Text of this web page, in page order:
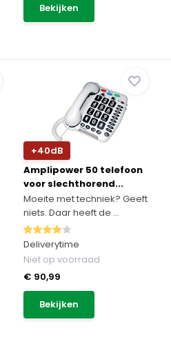
Bekijken
+40dB
Amplipower 50 telefoon
voor slechthorend...
Moeite met techniek? Geeft
niets. Daar heeft de ...
Deliverytime
Niet op voorraad
€ 90,99
Bekijken